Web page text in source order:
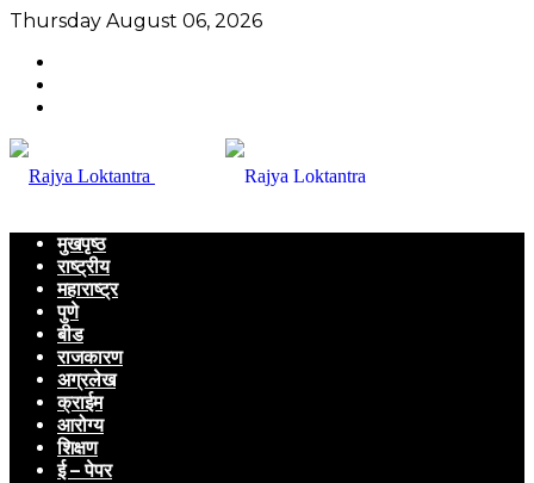
Thursday August 06, 2026
मुखपृष्ठ
राष्ट्रीय
महाराष्ट्र
पुणे
बीड
राजकारण
अग्रलेख
क्राईम
आरोग्य
शिक्षण
ई – पेपर